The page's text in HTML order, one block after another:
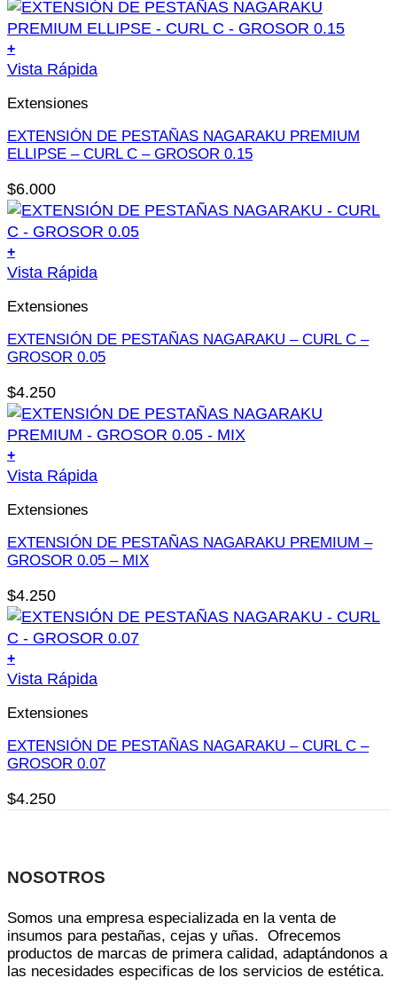
pueden
elegir
en
la
página
producto
+
Este
tiene
múltiples
variantes.
opciones
se
pueden
elegir
en
la
de
producto
Vista Rápida
Extensiones
EXTENSIÓN DE PESTAÑAS NAGARAKU PREMIUM
ELLIPSE – CURL C – GROSOR 0.15
$6.000
+
Este
tiene
múltiples
variantes.
opciones
se
pueden
elegir
en
la
de
producto
Vista Rápida
Extensiones
EXTENSIÓN DE PESTAÑAS NAGARAKU – CURL C –
GROSOR 0.05
$4.250
+
Este
tiene
múltiples
variantes.
opciones
se
pueden
elegir
en
la
de
producto
Vista Rápida
Extensiones
EXTENSIÓN DE PESTAÑAS NAGARAKU PREMIUM –
GROSOR 0.05 – MIX
$4.250
+
Este
tiene
múltiples
variantes.
opciones
elegir
la
página
de
producto
Vista Rápida
Extensiones
EXTENSIÓN DE PESTAÑAS NAGARAKU – CURL C –
GROSOR 0.07
$4.250
NOSOTROS
Somos una empresa especializada en la venta de
insumos para pestañas, cejas y uñas. Ofrecemos
productos de marcas de primera calidad, adaptándonos a
las necesidades especificas de los servicios de estética.